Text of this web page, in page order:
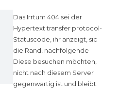
Das Irrtum 404 sei der
Hypertext transfer protocol-
Statuscode, ihr anzeigt, sic
die Rand, nachfolgende
Diese besuchen möchten,
nicht nach diesem Server
gegenwärtig ist und bleibt.